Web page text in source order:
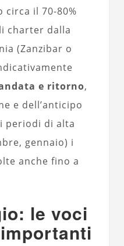
circa il 70-80%
charter dalla
(Zanzibar o
e ritorno,
e dell’anticipo
periodi di alta
gennaio) i
anche fino a
le voci